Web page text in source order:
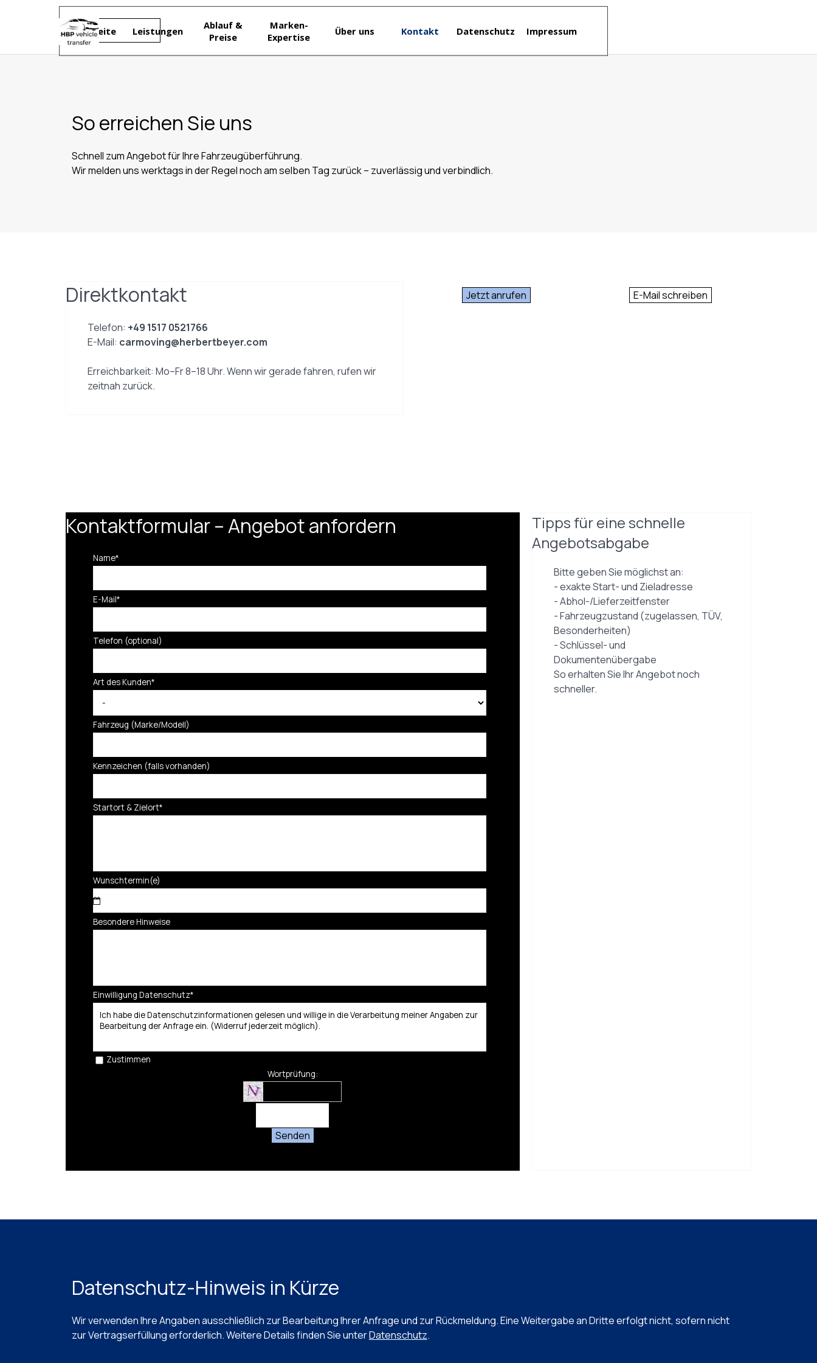
Direkt zum Seiteninhalt
Startseite Leistungen
Ablauf &
Preise
Marken-
Expertise
Über uns Kontakt Datenschutz Impressum
So erreichen Sie uns
Schnell zum Angebot für Ihre Fahrzeugüberführung.
Wir melden uns werktags in der Regel noch am selben Tag zurück – zuverlässig und verbindlich.
Direktkontakt
Telefon: +49 1517 0521766
E-Mail: carmoving@herbertbeyer.com
Erreichbarkeit: Mo–Fr 8–18 Uhr. Wenn wir gerade fahren, rufen wir
zeitnah zurück.
Jetzt anrufen E-Mail schreiben
Kontaktformular – Angebot anfordern
Name*
E-Mail*
Telefon (optional)
Art des Kunden*
Fahrzeug (Marke/Modell)
Kennzeichen (falls vorhanden)
Startort & Zielort*
Wunschtermin(e)
Besondere Hinweise
Einwilligung Datenschutz*
Ich habe die Datenschutzinformationen gelesen und willige in die Verarbeitung meiner Angaben zur
Bearbeitung der Anfrage ein. (Widerruf jederzeit möglich).
Zustimmen
Wortprüfung:
Tipps für eine schnelle
Angebotsabgabe
Bitte geben Sie möglichst an:
- exakte Start- und Zieladresse
- Abhol-/Lieferzeitfenster
- Fahrzeugzustand (zugelassen, TÜV,
Besonderheiten)
- Schlüssel- und
Dokumentenübergabe
So erhalten Sie Ihr Angebot noch
schneller.
Datenschutz-Hinweis in Kürze
Wir verwenden Ihre Angaben ausschließlich zur Bearbeitung Ihrer Anfrage und zur Rückmeldung. Eine Weitergabe an Dritte erfolgt nicht, sofern nicht
zur Vertragserfüllung erforderlich. Weitere Details finden Sie unterDatenschutz.